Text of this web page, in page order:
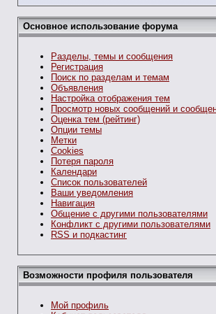
Основное использование форума
Разделы, темы и сообщения
Регистрация
Поиск по разделам и темам
Объявления
Настройка отображения тем
Просмотр новых сообщений и
Оценка тем (рейтинг)
Опции темы
Метки
Cookies
Потеря пароля
Календари
Список пользователей
Ваши уведомления
Навигация
Общение с другими пользователями
Конфликт с другими пользователями
RSS и подкастинг
Возможности профиля пользователя
Мой профиль